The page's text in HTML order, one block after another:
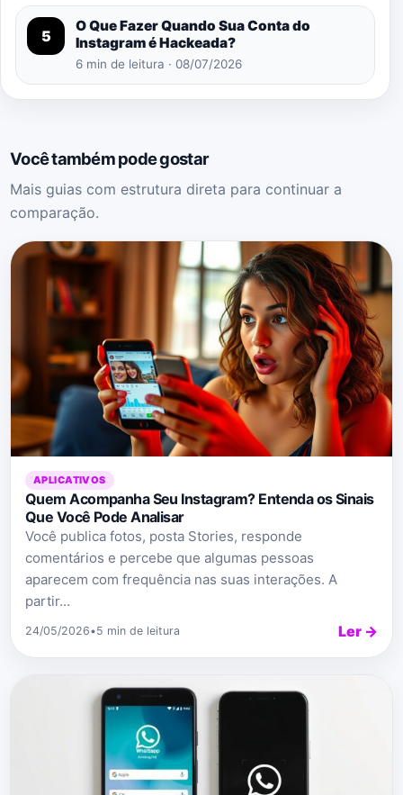
5
O Que Fazer Quando Sua Conta do
Instagram é Hackeada?
6 min de leitura · 08/07/2026
Você também pode gostar
Mais guias com estrutura direta para continuar a
comparação.
APLICATIVOS
Quem Acompanha Seu Instagram? Entenda os Sinais
Que Você Pode Analisar
Você publica fotos, posta Stories, responde
comentários e percebe que algumas pessoas
aparecem com frequência nas suas interações. A
partir...
24/05/2026•5 min de leitura Ler →